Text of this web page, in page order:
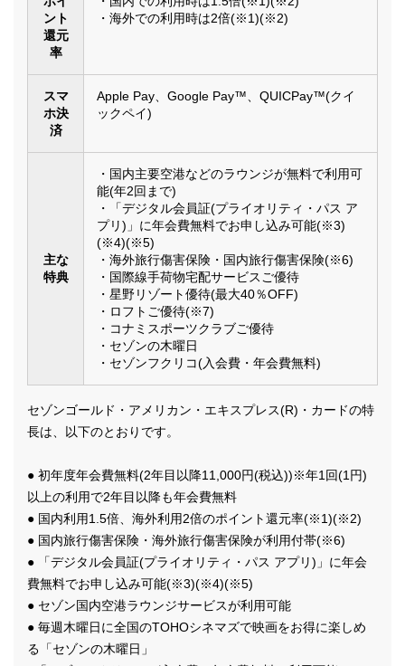
ント
還元
率
・海外での利用時は2倍(※1)(※2)
スマ
ホ決
済
Apple Pay、Google Pay™、QUICPay™(クイ
ックペイ)
主な
特典
・国内主要空港などのラウンジが無料で利用可
能(年2回まで)
・「デジタル会員証(プライオリティ・パス ア
プリ)」に年会費無料でお申し込み可能(※3)
(※4)(※5)
・海外旅行傷害保険・国内旅行傷害保険(※6)
・国際線手荷物宅配サービスご優待
・星野リゾート優待(最大40％OFF)
・ロフトご優待(※7)
・コナミスポーツクラブご優待
・セゾンの木曜日
・セゾンフクリコ(入会費・年会費無料)
セゾンゴールド・アメリカン・エキスプレス(R)・カードの特
長は、以下のとおりです。
● 初年度年会費無料(2年目以降11,000円(税込))※年1回(1円)
以上の利用で2年目以降も年会費無料
● 国内利用1.5倍、海外利用2倍のポイント還元率(※1)(※2)
● 国内旅行傷害保険・海外旅行傷害保険が利用付帯(※6)
● 「デジタル会員証(プライオリティ・パス アプリ)」に年会
費無料でお申し込み可能(※3)(※4)(※5)
● セゾン国内空港ラウンジサービスが利用可能
● 毎週木曜日に全国のTOHOシネマズで映画をお得に楽しめ
る「セゾンの木曜日」